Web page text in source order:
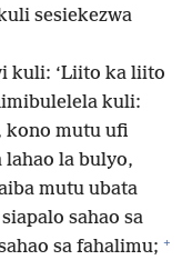
sesiekezwa
kuli: ‘Liito ka liito
kuli:
kono mutu ufi
la bulyo,
mutu ubata
sahao sa
sa fahalimu; +